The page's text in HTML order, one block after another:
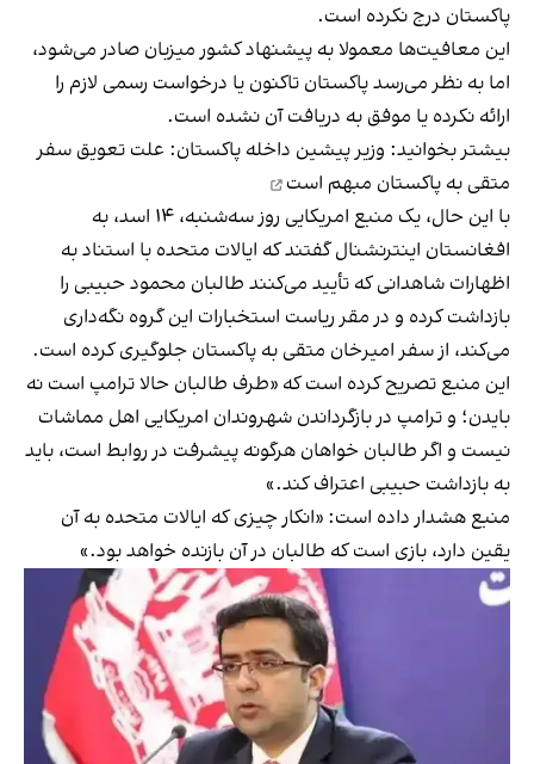
پاکستان درج نکرده است.
این معافیت‌ها معمولا به پیشنهاد کشور میزبان صادر می‌شود،
اما به نظر می‌رسد پاکستان تاکنون یا درخواست رسمی لازم را
ارائه نکرده یا موفق به دریافت آن نشده است.
بیشتر بخوانید: وزیر پیشین داخله پاکستان: علت تعویق سفر
متقی به پاکستان مبهم است
با این حال، یک منبع امریکایی روز سه‌شنبه، ۱۴ اسد، به
افغانستان اینترنشنال گفتند که ایالات متحده با استناد به
اظهارات شاهدانی که تأیید می‌کنند طالبان محمود حبیبی را
بازداشت کرده و در مقر ریاست استخبارات این گروه نگه‌داری
می‌کند، از سفر امیرخان متقی به پاکستان جلوگیری کرده است.
این منبع تصریح کرده است که «طرف طالبان حالا ترامپ است نه
بایدن؛ و ترامپ در بازگرداندن شهروندان امریکایی اهل مماشات
نیست و اگر طالبان خواهان هرگونه پیشرفت در روابط است، باید
به بازداشت حبیبی اعتراف کند.»
منبع هشدار داده است: «انکار چیزی که ایالات متحده به آن
یقین دارد، بازی است که طالبان در آن بازنده خواهد بود.»